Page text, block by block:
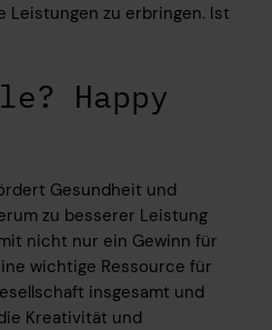
Leistungen zu erbringen. Ist
Happy
Gesundheit und
zu besserer Leistung
nicht nur ein Gewinn für
wichtige Ressource für
insgesamt und
Kreativität und